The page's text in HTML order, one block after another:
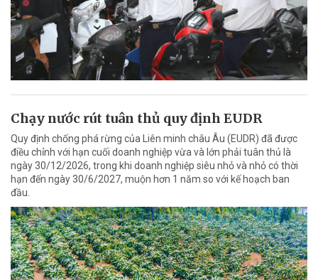
Chạy nước rút tuân thủ quy định EUDR
Quy định chống phá rừng của Liên minh châu Âu (EUDR) đã được
điều chỉnh với hạn cuối doanh nghiệp vừa và lớn phải tuân thủ là
ngày 30/12/2026, trong khi doanh nghiệp siêu nhỏ và nhỏ có thời
hạn đến ngày 30/6/2027, muộn hơn 1 năm so với kế hoạch ban
đầu.